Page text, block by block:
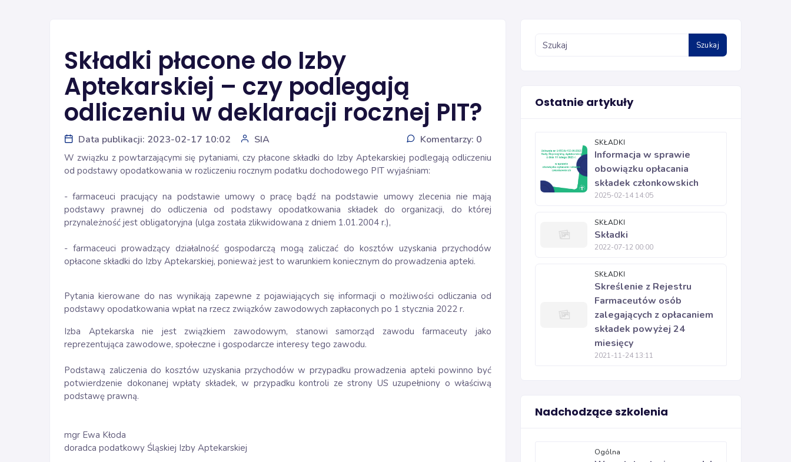
Składki płacone do Izby
Aptekarskiej – czy podlegają
odliczeniu w deklaracji rocznej PIT?
Data publikacji: 2023-02-17 10:02 SIA Komentarzy: 0
W związku z powtarzającymi się pytaniami, czy płacone składki do Izby Aptekarskiej podlegają odliczeniu
od podstawy opodatkowania w rozliczeniu rocznym podatku dochodowego PIT wyjaśniam:
- farmaceuci pracujący na podstawie umowy o pracę bądź na podstawie umowy zlecenia nie mają
podstawy prawnej do odliczenia od podstawy opodatkowania składek do organizacji, do której
przynależność jest obligatoryjna (ulga została zlikwidowana z dniem 1.01.2004 r.),
- farmaceuci prowadzący działalność gospodarczą mogą zaliczać do kosztów uzyskania przychodów
opłacone składki do Izby Aptekarskiej, ponieważ jest to warunkiem koniecznym do prowadzenia apteki.
Pytania kierowane do nas wynikają zapewne z pojawiających się informacji o możliwości odliczania od
podstawy opodatkowania wpłat na rzecz związków zawodowych zapłaconych po 1 stycznia 2022 r.
Izba Aptekarska nie jest związkiem zawodowym, stanowi samorząd zawodu farmaceuty jako
reprezentująca zawodowe, społeczne i gospodarcze interesy tego zawodu.
Podstawą zaliczenia do kosztów uzyskania przychodów w przypadku prowadzenia apteki powinno być
potwierdzenie dokonanej wpłaty składek, w przypadku kontroli ze strony US uzupełniony o właściwą
podstawę prawną.
mgr Ewa Kłoda
doradca podatkowy Śląskiej Izby Aptekarskiej
Szukaj
Ostatnie artykuły
SKŁADKI
Informacja w sprawie
obowiązku opłacania
składek członkowskich
2025-02-14 14:05
SKŁADKI
Składki
2022-07-12 00:00
SKŁADKI
Skreślenie z Rejestru
Farmaceutów osób
zalegających z opłacaniem
składek powyżej 24
miesięcy
2021-11-24 13:11
Nadchodzące szkolenia
Ogólna